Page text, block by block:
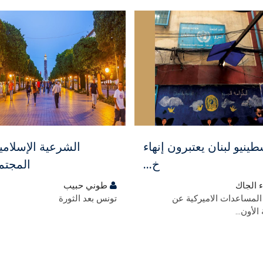
لبنان يعتبرون إنهاء
خ...
الجاك
الاميركية عن
مجاني
الشرعية
طوني حبيب
تونس بعد الثورة